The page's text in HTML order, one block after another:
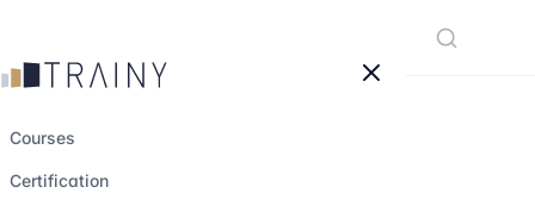
Courses
Certification